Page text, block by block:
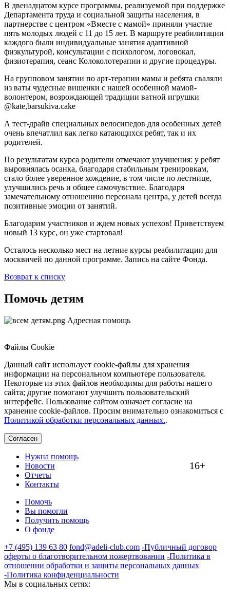
В двенадцатом курсе программы, реализуемой при поддержке
Департамента труда и социальной защиты населения, в
партнерстве с центром «Вместе с мамой» приняли участие
пять молодых людей с 11 до 15 лет. В маршруте реабилитации
каждого были индивидуальные занятия адаптивной
физкультурой, консультации с психологом, логовокал,
физиотерапия, сеанс Колоколотерапии и другие процедуры.
На групповом занятии по арт-терапии мамы и ребята сваляли
из ваты чудесные вишенки с нашей особенной мамой-
волонтером, возрождающей традиции ватной игрушки
@kate,barsukiva.cake
А тест-драйв специальных велосипедов для особенных детей
очень впечатлил как легко катающихся ребят, так и их
родителей.
По результатам курса родители отмечают улучшения: у ребят
выровнялась осанка, благодаря стабильным тренировкам,
стало более уверенное хождение, в том числе по лестнице,
улучшились речь и общее самочувствие. Благодаря
замечательному отношению персонала центра, у детей всегда
позитивные эмоции от занятий.
Благодарим участников и ждем новых успехов! Приветствуем
новый 13 курс, он уже стартовал!
Осталось несколько мест на летние курсы реабилитации для
москвичей по данной программе. Запись на сайте Фонда.
Возврат к списку
Помочь детям
Адресная помощь
Файлы Cookie
Данный сайт использует cookie-файлы для хранения
информации на персональном компьютере пользователя.
Некоторые из этих файлов необходимы для работы нашего
сайта; другие помогают улучшить пользовательский
интерфейс. Пользование сайтом означает согласие на
хранение cookie-файлов. Просим внимательно ознакомиться с
Политикой обработки персональных данных..
Согласен
16+
Нужна помощь
Новости
Отчеты
Контакты
Помочь
Вы помогли
Получить помощь
О фонде
+7 (495) 139 63 80 fond@adeli-club.com -Публичный договор
оферты о благотворительном пожертвовании -Политика в
отношении обработки и защиты персональных данных
-Политика конфиденциальности
Мы в социальных сетях: